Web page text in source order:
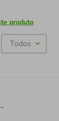
produto
Todos